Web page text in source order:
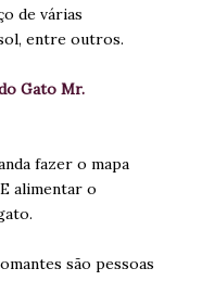
de várias
entre outros.
Gato Mr.
fazer o mapa
alimentar o
são pessoas